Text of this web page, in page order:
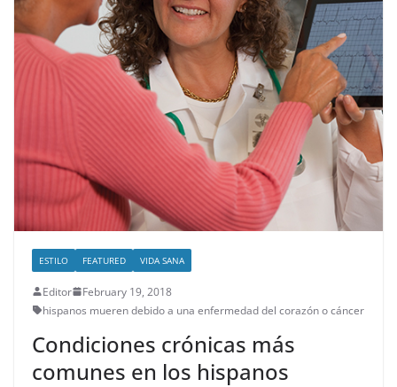
ESTILO FEATURED VIDA SANA
Editor
February 19, 2018
hispanos mueren debido a una enfermedad del corazón o cáncer
Condiciones crónicas más
comunes en los hispanos